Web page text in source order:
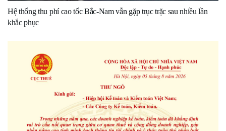
Hệ thống thu phí cao tốc Bắc-Nam vẫn gặp trục trặc sau nhiều lần
khắc phục